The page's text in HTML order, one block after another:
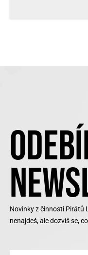
Novinky z činnosti Pirátů
nenajdeš, ale dozvíš se,